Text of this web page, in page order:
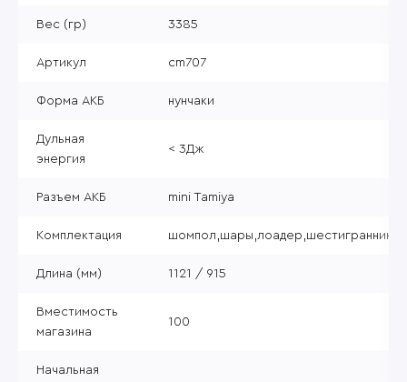
Вес (гр) 3385
Артикул cm707
Форма АКБ нунчаки
Дульная
энергия
< 3Дж
Разъем АКБ mini Tamiya
Комплектация шомпол,шары,лоадер,шестигранник
Длина (мм) 1121 / 915
Вместимость
магазина
100
Начальная